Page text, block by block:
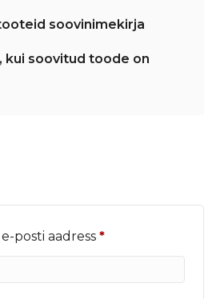
soovinimekirja
kui soovitud toode on
posti aadress *Nõutud